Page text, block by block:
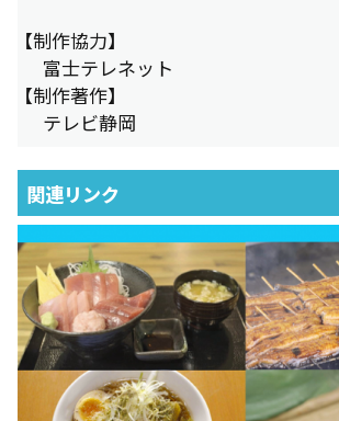
【制作協力】
富士テレネット
【制作著作】
テレビ静岡
関連リンク